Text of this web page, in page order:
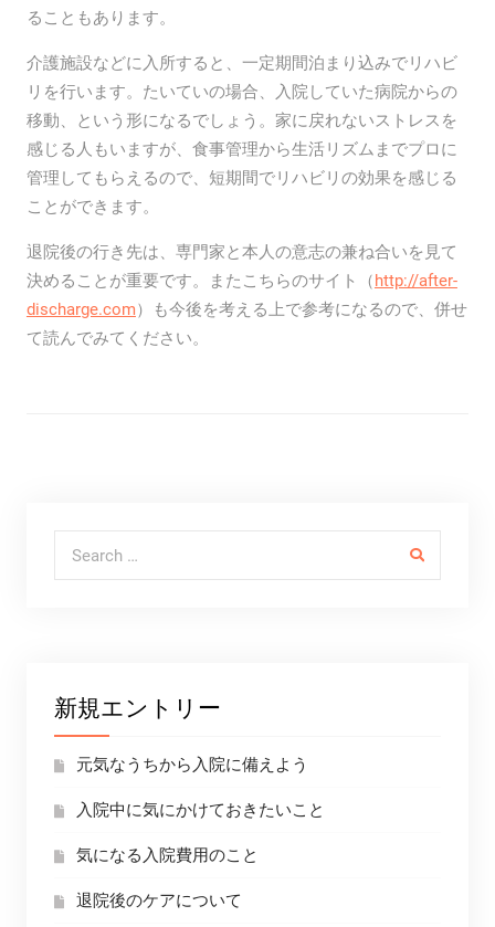
ることもあります。
介護施設などに入所すると、一定期間泊まり込みでリハビ
リを行います。たいていの場合、入院していた病院からの
移動、という形になるでしょう。家に戻れないストレスを
感じる人もいますが、食事管理から生活リズムまでプロに
管理してもらえるので、短期間でリハビリの効果を感じる
ことができます。
退院後の行き先は、専門家と本人の意志の兼ね合いを見て
決めることが重要です。またこちらのサイト（http://after-
discharge.com）も今後を考える上で参考になるので、併せ
て読んでみてください。
新規エントリー
元気なうちから入院に備えよう
入院中に気にかけておきたいこと
気になる入院費用のこと
退院後のケアについて